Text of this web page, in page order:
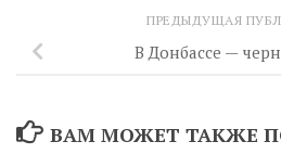
ПРЕДЫДУЩАЯ
В Донбассе —
ВАМ МОЖЕТ ТАКЖЕ